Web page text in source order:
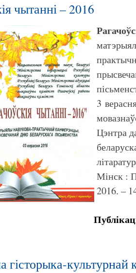
чытанні – 2016
3
Цэнтра
Мінск :
2016. –
культурнай